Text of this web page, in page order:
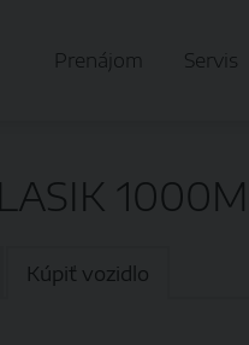
Prenájom Servis
Kúpiť vozidlo